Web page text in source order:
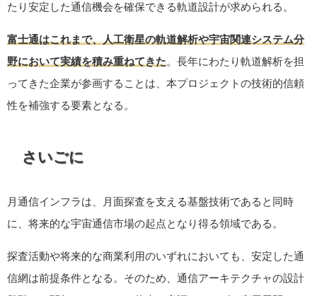
たり安定した通信機会を確保できる軌道設計が求められる。
富士通はこれまで、人工衛星の軌道解析や宇宙関連システム分
野において実績を積み重ねてきた。長年にわたり軌道解析を担
ってきた企業が参画することは、本プロジェクトの技術的信頼
性を補強する要素となる。
さいごに
月通信インフラは、月面探査を支える基盤技術であると同時
に、将来的な宇宙通信市場の起点となり得る領域である。
探査活動や将来的な商業利用のいずれにおいても、安定した通
信網は前提条件となる。そのため、通信アーキテクチャの設計